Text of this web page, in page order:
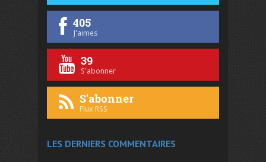
405
J'aimes
39
S'abonner
S'abonner
Flux RSS
LES DERNIERS COMMENTAIRES